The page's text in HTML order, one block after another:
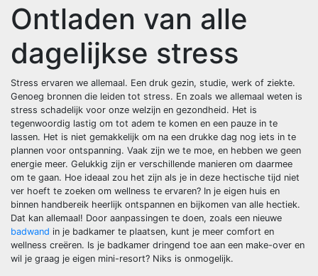
Ontladen van alle
dagelijkse stress
Stress ervaren we allemaal. Een druk gezin, studie, werk of ziekte.
Genoeg bronnen die leiden tot stress. En zoals we allemaal weten is
stress schadelijk voor onze welzijn en gezondheid. Het is
tegenwoordig lastig om tot adem te komen en een pauze in te
lassen. Het is niet gemakkelijk om na een drukke dag nog iets in te
plannen voor ontspanning. Vaak zijn we te moe, en hebben we geen
energie meer. Gelukkig zijn er verschillende manieren om daarmee
om te gaan. Hoe ideaal zou het zijn als je in deze hectische tijd niet
ver hoeft te zoeken om wellness te ervaren? In je eigen huis en
binnen handbereik heerlijk ontspannen en bijkomen van alle hectiek.
Dat kan allemaal! Door aanpassingen te doen, zoals een nieuwe
badwand in je badkamer te plaatsen, kunt je meer comfort en
wellness creëren. Is je badkamer dringend toe aan een make-over en
wil je graag je eigen mini-resort? Niks is onmogelijk.